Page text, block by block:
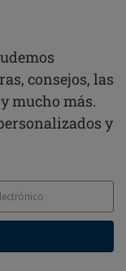
consejos, las
mucho más.
y